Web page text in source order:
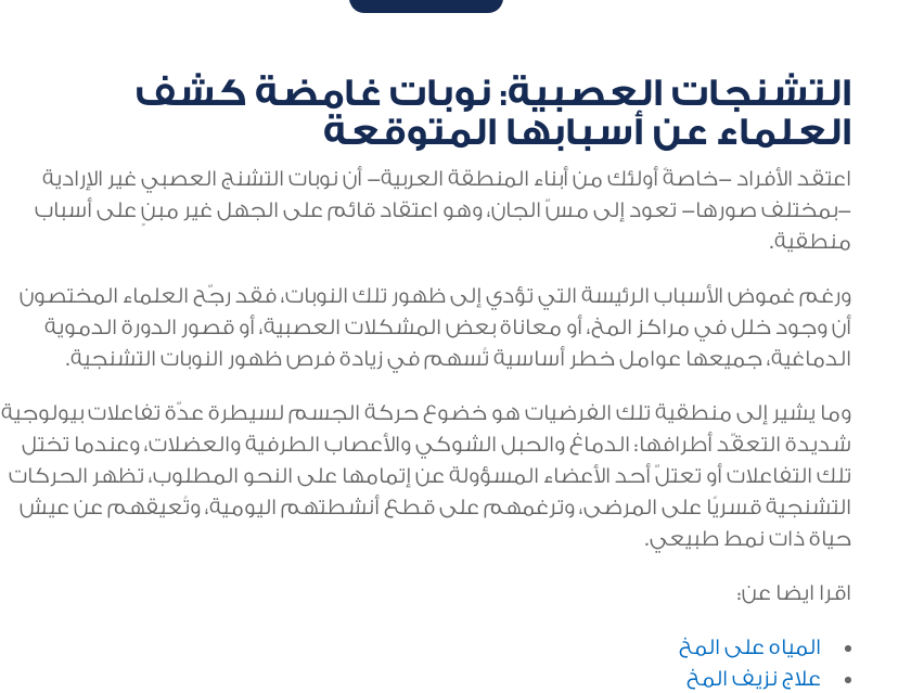
التشنجات العصبية: نوبات غامضة كشف
العلماء عن أسبابها المتوقعة
اعتقد الأفراد -خاصةً أولئك من أبناء المنطقة العربية- أن نوبات التشنج العصبي غير الإرادية
-بمختلف صورها- تعود إلى مسّ الجان، وهو اعتقاد قائم على الجهل غير مبنٍ على أسباب
منطقية.
ورغم غموض الأسباب الرئيسة التي تؤدي إلى ظهور تلك النوبات، فقد رجّح العلماء المختصون
أن وجود خلل في مراكز المخ، أو معاناة بعض المشكلات العصبية، أو قصور الدورة الدموية
الدماغية، جميعها عوامل خطر أساسية تُسهم في زيادة فرص ظهور النوبات التشنجية.
وما يشير إلى منطقية تلك الفرضيات هو خضوع حركة الجسم لسيطرة عدّة تفاعلات بيولوجية
شديدة التعقّد أطرافها: الدماغ والحبل الشوكي والأعصاب الطرفية والعضلات، وعندما تختل
تلك التفاعلات أو تعتلّ أحد الأعضاء المسؤولة عن إتمامها على النحو المطلوب، تظهر الحركات
التشنجية قسريًا على المرضى، وترغمهم على قطع أنشطتهم اليومية، وتُعيقهم عن عيش
حياة ذات نمط طبيعي.
اقرا ايضا عن:
المياه على المخ
علاج نزيف المخ